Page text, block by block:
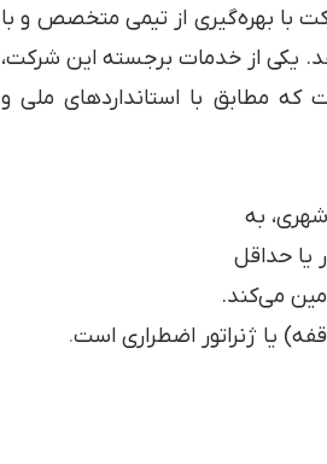
با بهره‌گیری از تیمی متخصص و با
یکی از خدمات برجسته این شرکت،
مطابق با استانداردهای ملی و
به
یا حداقل
می‌کند.
.